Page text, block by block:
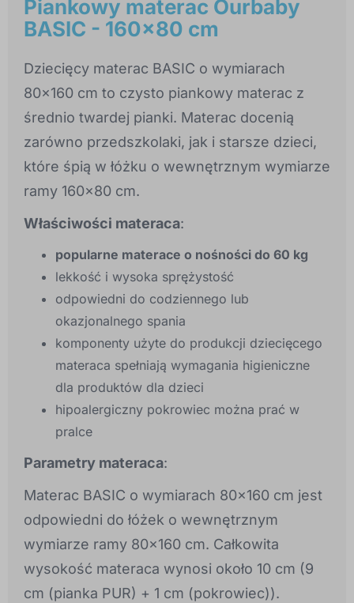
Piankowy materac Ourbaby
BASIC - 160x80 cm
Dziecięcy materac BASIC o wymiarach
80x160 cm to czysto piankowy materac z
średnio twardej pianki. Materac docenią
zarówno przedszkolaki, jak i starsze dzieci,
które śpią w łóżku o wewnętrznym wymiarze
ramy 160x80 cm.
Właściwości materaca:
popularne materace o nośności do 60 kg
lekkość i wysoka sprężystość
odpowiedni do codziennego lub
okazjonalnego spania
komponenty użyte do produkcji dziecięcego
materaca spełniają wymagania higieniczne
dla produktów dla dzieci
hipoalergiczny pokrowiec można prać w
pralce
Parametry materaca:
Materac BASIC o wymiarach 80x160 cm jest
odpowiedni do łóżek o wewnętrznym
wymiarze ramy 80x160 cm. Całkowita
wysokość materaca wynosi około 10 cm (9
cm (pianka PUR) + 1 cm (pokrowiec)).